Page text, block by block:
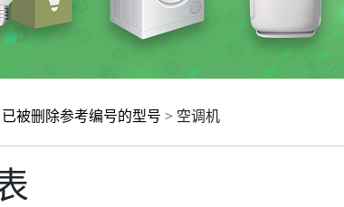
已被删除参考编号的型号 > 空调机